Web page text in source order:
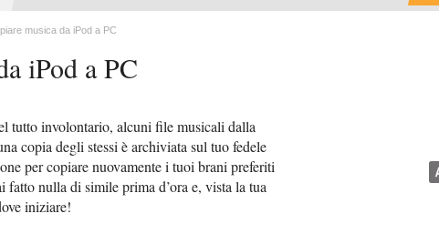
musica da iPod a PC
iPod a PC
tutto involontario, alcuni file musicali dalla
copia degli stessi è archiviata sul tuo fedele
per copiare nuovamente i tuoi brani preferiti
nulla di simile prima d’ora e, vista la tua
iniziare!